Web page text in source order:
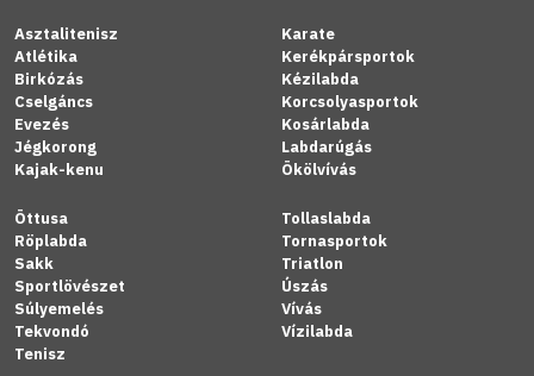
Asztalitenisz
Atlétika
Birkózás
Cselgáncs
Evezés
Jégkorong
Kajak-kenu
Karate
Kerékpársportok
Kézilabda
Korcsolyasportok
Kosárlabda
Labdarúgás
Ökölvívás
Öttusa
Röplabda
Sakk
Sportlövészet
Súlyemelés
Tekvondó
Tenisz
Tollaslabda
Tornasportok
Triatlon
Úszás
Vívás
Vízilabda